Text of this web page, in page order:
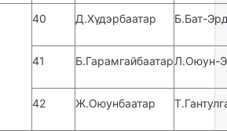
40 Д.Хүдэрбаатар Б.Бат-
41 Б.ГарамгайбаатарЛ.Оюун-
42 Ж.Оюунбаатар